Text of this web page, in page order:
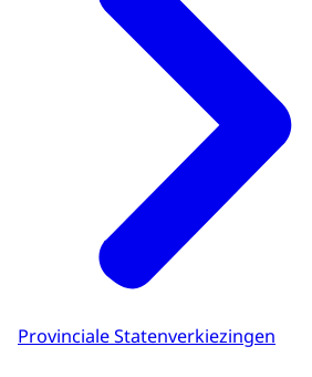
Provinciale Statenverkiezingen